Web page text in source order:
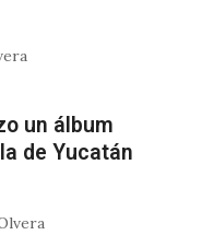
un álbum
de Yucatán